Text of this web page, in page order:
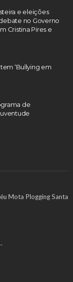
e eleições
no Governo
Cristina Pires e
‘Bullying em
de
Mota Plogging Santa